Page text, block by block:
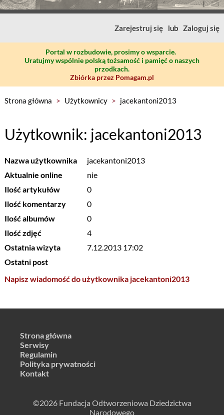
Zarejestruj się lub Zaloguj się
Portal w rozbudowie, prosimy o wsparcie.
Uratujmy wspólnie polską tożsamość i pamięć o naszych
przodkach.
Zbiórka przez Pomagam.pl
Strona główna > Użytkownicy > jacekantoni2013
Użytkownik: jacekantoni2013
Nazwa użytkownika
jacekantoni2013
Aktualnie online
nie
Ilość artykułów
0
Ilość komentarzy
0
Ilość albumów
0
Ilość zdjęć
4
Ostatnia wizyta
7.12.2013 17:02
Ostatni post
Napisz wiadomość do użytkownika jacekantoni2013
Strona główna
Serwisy
Regulamin
Polityka prywatności
Kontakt
©2026 Fundacja Odtworzeniowa Dziedzictwa
Narodowego